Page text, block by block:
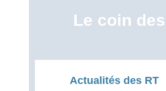
Le coin
Actualités des RT